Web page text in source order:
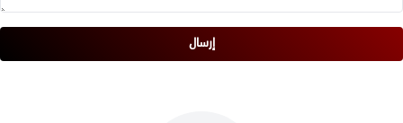
إرسال